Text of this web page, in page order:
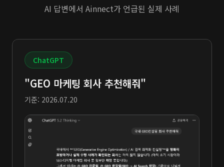
AI 답변에서 Ainnect가 언급된 실제 사례
ChatGPT
"GEO 마케팅 회사 추천해줘"
기준: 2026.07.20